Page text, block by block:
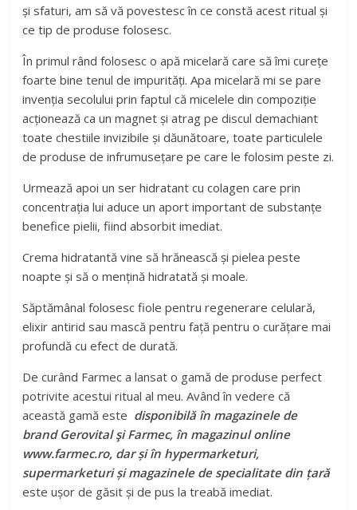
și sfaturi, am să vă povestesc în ce constă acest ritual și
ce tip de produse folosesc.
În primul rând folosesc o apă micelară care să îmi curețe
foarte bine tenul de impurități. Apa micelară mi se pare
invenția secolului prin faptul că micelele din compoziție
acționează ca un magnet și atrag pe discul demachiant
toate chestiile invizibile și dăunătoare, toate particulele
de produse de infrumusețare pe care le folosim peste zi.
Urmează apoi un ser hidratant cu colagen care prin
concentrația lui aduce un aport important de substanțe
benefice pielii, fiind absorbit imediat.
Crema hidratantă vine să hrănească și pielea peste
noapte și să o mențină hidratată și moale.
Săptămânal folosesc fiole pentru regenerare celulară,
elixir antirid sau mască pentru față pentru o curățare mai
profundă cu efect de durată.
De curând Farmec a lansat o gamă de produse perfect
potrivite acestui ritual al meu. Având în vedere că
această gamă este disponibilă în magazinele de
brand Gerovital şi Farmec, în magazinul online
www.farmec.ro, dar și în hypermarketuri,
supermarketuri și magazinele de specialitate din țară
este ușor de găsit și de pus la treabă imediat.